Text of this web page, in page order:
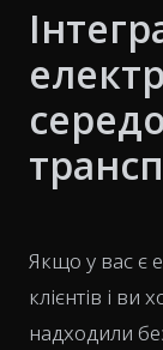
Якщо у вас є
клієнтів і
надходили